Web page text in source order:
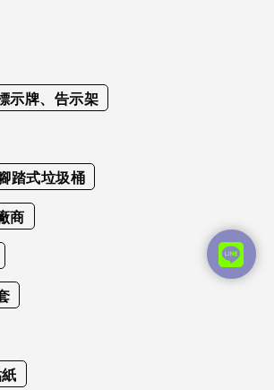
示牌、告示架
踏式垃圾桶
商